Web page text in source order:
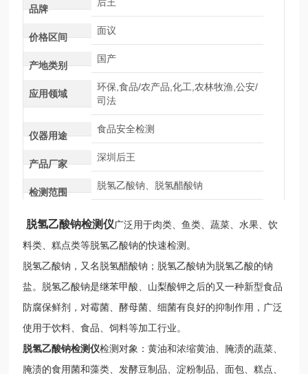
品牌
价格区间
面议
产地类别
国产
应用领域
环保,食品/农产品,化工,农林牧渔,公安/
司法
仪器用途
食品安全检测
产品厂家
深圳后王
检测范围
脱氢乙酸钠、脱氢醋酸钠
脱氢乙酸钠检测仪广泛用于肉类、鱼类、蔬菜、水果、饮
料类、糕点类等脱氢乙酸钠的快速检测。
脱氢乙酸钠，又名脱氢醋酸钠；脱氢乙酸钠为脱氢乙酸的钠
盐。脱氢乙酸钠是继苯甲酸、山梨酸钾之后的又一种新型食品
防腐保鲜剂，对霉菌、酵母菌、细菌有良好的抑制作用，广泛
使用于饮料、食品、饲料等加工行业。
脱氢乙酸钠检测仪检测对象：黄油和浓缩黄油、腌渍的蔬菜、
腌渍的食用菌和藻类、发酵豆制品、淀粉制品、面包、糕点、